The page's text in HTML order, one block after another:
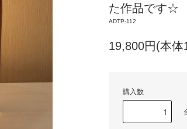
た作品です☆
ADTP-112
19,800円(本
購入数